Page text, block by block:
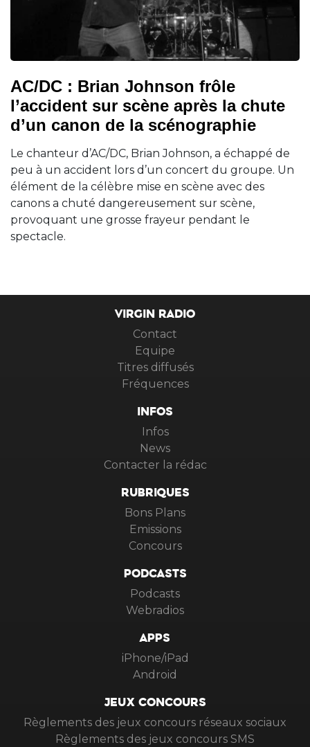
AC/DC : Brian Johnson frôle
l’accident sur scène après la chute
d’un canon de la scénographie
Le chanteur d’AC/DC, Brian Johnson, a échappé de
peu à un accident lors d’un concert du groupe. Un
élément de la célèbre mise en scène avec des
canons a chuté dangereusement sur scène,
provoquant une grosse frayeur pendant le
spectacle.
VIRGIN RADIO
Contact
Equipe
Titres diffusés
Fréquences
INFOS
Infos
News
Contacter la rédac
RUBRIQUES
Bons Plans
Emissions
Concours
PODCASTS
Podcasts
Webradios
APPS
iPhone/iPad
Android
JEUX CONCOURS
Règlements des jeux concours réseaux sociaux
Règlements des jeux concours SMS